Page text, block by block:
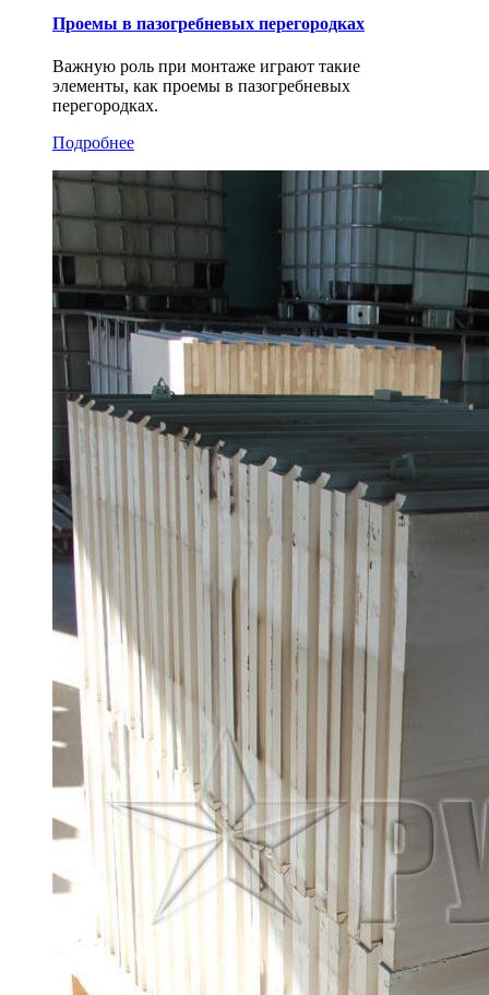
Проемы в пазогребневых перегородках
Важную роль при монтаже играют такие
элементы, как проемы в пазогребневых
перегородках.
Подробнее